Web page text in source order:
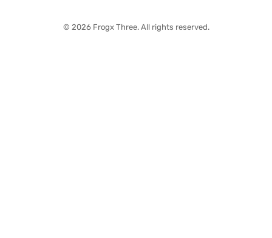
© 2026 Frogx Three. All rights reserved.